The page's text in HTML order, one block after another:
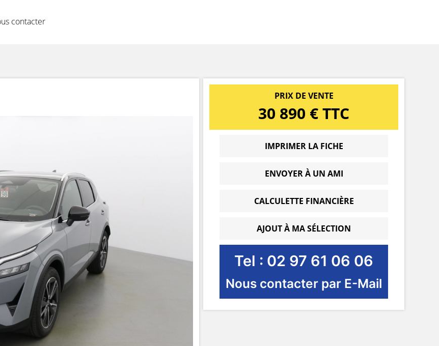
contacter
PRIX DE VENTE
30 890 € TTC
IMPRIMER LA FICHE
ENVOYER À UN AMI
CALCULETTE FINANCIÈRE
AJOUT À MA SÉLECTION
Tel : 02 97 61 06 06
Nous contacter par E-Mail